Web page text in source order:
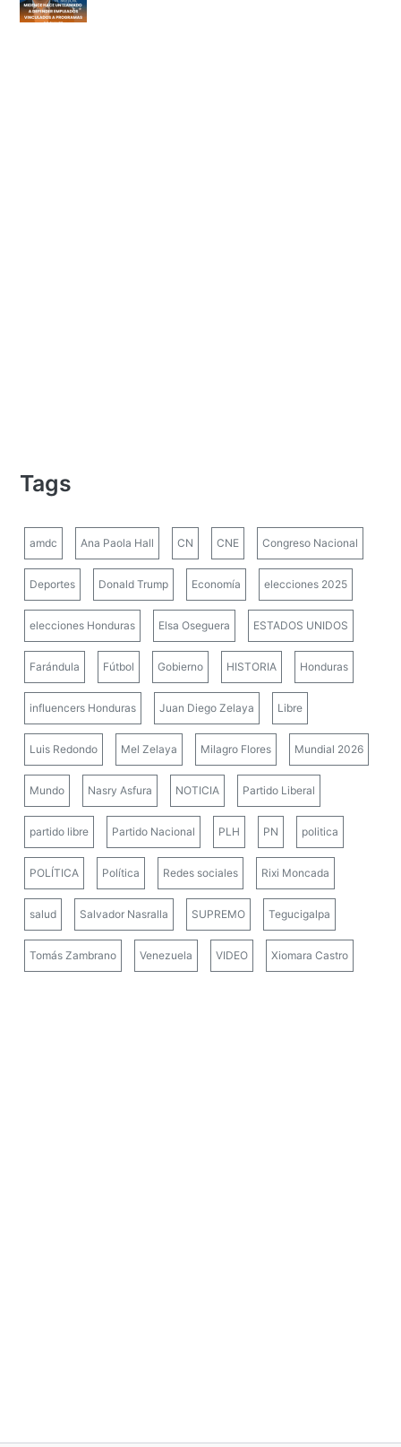
Tags
amdc Ana Paola Hall CN CNE Congreso Nacional
Deportes Donald Trump Economía elecciones 2025
elecciones Honduras Elsa Oseguera ESTADOS UNIDOS
Farándula Fútbol Gobierno HISTORIA Honduras
influencers Honduras Juan Diego Zelaya Libre
Luis Redondo Mel Zelaya Milagro Flores Mundial 2026
Mundo Nasry Asfura NOTICIA Partido Liberal
partido libre Partido Nacional PLH PN politica
POLÍTICA Política Redes sociales Rixi Moncada
salud Salvador Nasralla SUPREMO Tegucigalpa
Tomás Zambrano Venezuela VIDEO Xiomara Castro